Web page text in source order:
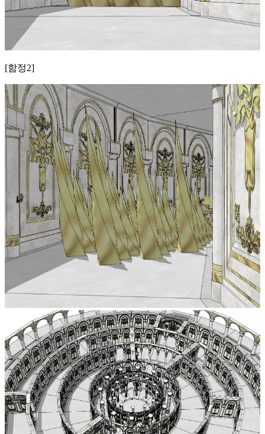
[함정2]